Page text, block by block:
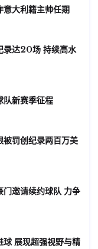
意大利籍主帅任期
录达20场 持续高水
队新赛季征程
被罚创纪录两百万美
门邀请续约球队 力争
球 展现超强视野与精